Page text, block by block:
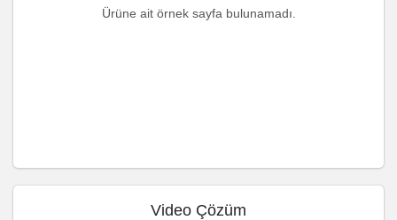
Ürüne ait örnek sayfa bulunamadı.
Video Çözüm